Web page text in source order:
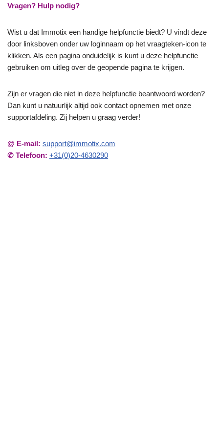
Vragen? Hulp nodig?
Wist u dat Immotix een handige helpfunctie biedt? U vindt deze
door linksboven onder uw loginnaam op het vraagteken-icon te
klikken. Als een pagina onduidelijk is kunt u deze helpfunctie
gebruiken om uitleg over de geopende pagina te krijgen.
Zijn er vragen die niet in deze helpfunctie beantwoord worden?
Dan kunt u natuurlijk altijd ook contact opnemen met onze
supportafdeling. Zij helpen u graag verder!
@ E-mail: support@immotix.com
✆ Telefoon: +31(0)20-4630290